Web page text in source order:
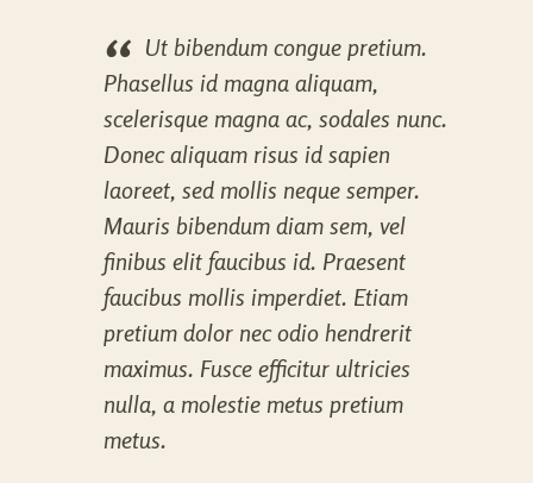
Ut bibendum congue pretium.
Phasellus id magna aliquam,
scelerisque magna ac, sodales nunc.
Donec aliquam risus id sapien
laoreet, sed mollis neque semper.
Mauris bibendum diam sem, vel
finibus elit faucibus id. Praesent
faucibus mollis imperdiet. Etiam
pretium dolor nec odio hendrerit
maximus. Fusce efficitur ultricies
nulla, a molestie metus pretium
metus.